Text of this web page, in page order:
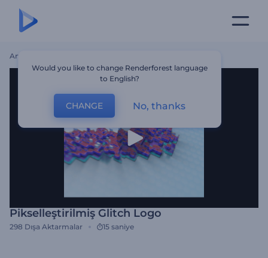
Ana Sayfa
Pikselleştirilmiş Glitch Logo
298 Dışa Aktarmalar 15 saniye
Would you like to change Renderforest language
to English?
CHANGE No, thanks